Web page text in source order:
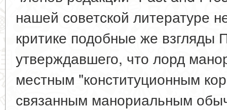
нашей советской литературе
критике подобные же взгляды
утверждавшего, что лорд
местным "конституционным
связанным манориальным